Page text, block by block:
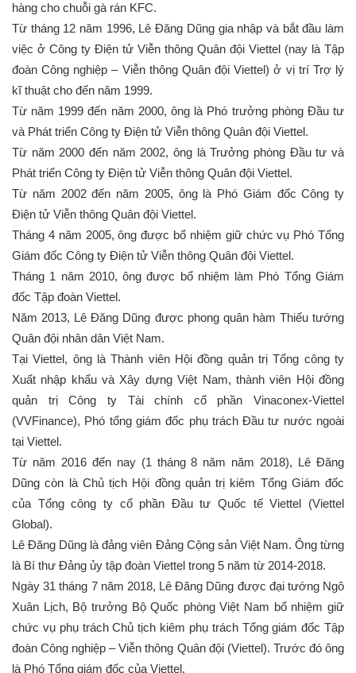
hàng cho chuỗi gà rán KFC.
Từ tháng 12 năm 1996, Lê Đăng Dũng gia nhập và bắt đầu làm
việc ở Công ty Điện tử Viễn thông Quân đội Viettel (nay là Tập
đoàn Công nghiệp – Viễn thông Quân đội Viettel) ở vị trí Trợ lý
kĩ thuật cho đến năm 1999.
Từ năm 1999 đến năm 2000, ông là Phó trưởng phòng Đầu tư
và Phát triển Công ty Điện tử Viễn thông Quân đội Viettel.
Từ năm 2000 đến năm 2002, ông là Trưởng phòng Đầu tư và
Phát triển Công ty Điện tử Viễn thông Quân đội Viettel.
Từ năm 2002 đến năm 2005, ông là Phó Giám đốc Công ty
Điện tử Viễn thông Quân đội Viettel.
Tháng 4 năm 2005, ông được bổ nhiệm giữ chức vụ Phó Tổng
Giám đốc Công ty Điện tử Viễn thông Quân đội Viettel.
Tháng 1 năm 2010, ông được bổ nhiệm làm Phó Tổng Giám
đốc Tập đoàn Viettel.
Năm 2013, Lê Đăng Dũng được phong quân hàm Thiếu tướng
Quân đội nhân dân Việt Nam.
Tại Viettel, ông là Thành viên Hội đồng quản trị Tổng công ty
Xuất nhập khẩu và Xây dựng Việt Nam, thành viên Hội đồng
quản trị Công ty Tài chính cổ phần Vinaconex-Viettel
(VVFinance), Phó tổng giám đốc phụ trách Đầu tư nước ngoài
tại Viettel.
Từ năm 2016 đến nay (1 tháng 8 năm năm 2018), Lê Đăng
Dũng còn là Chủ tịch Hội đồng quản trị kiêm Tổng Giám đốc
của Tổng công ty cổ phần Đầu tư Quốc tế Viettel (Viettel
Global).
Lê Đăng Dũng là đảng viên Đảng Cộng sản Việt Nam. Ông từng
là Bí thư Đảng ủy tập đoàn Viettel trong 5 năm từ 2014-2018.
Ngày 31 tháng 7 năm 2018, Lê Đăng Dũng được đại tướng Ngô
Xuân Lịch, Bộ trưởng Bộ Quốc phòng Việt Nam bổ nhiệm giữ
chức vụ phụ trách Chủ tịch kiêm phụ trách Tổng giám đốc Tập
đoàn Công nghiệp – Viễn thông Quân đội (Viettel). Trước đó ông
là Phó Tổng giám đốc của Viettel.